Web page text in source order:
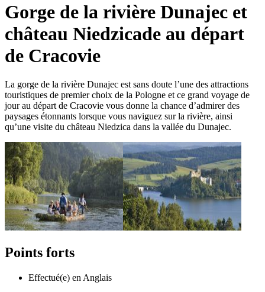
Gorge de la rivière Dunajec et
château Niedzicade au départ
de Cracovie
La gorge de la rivière Dunajec est sans doute l’une des attractions
touristiques de premier choix de la Pologne et ce grand voyage de
jour au départ de Cracovie vous donne la chance d’admirer des
paysages étonnants lorsque vous naviguez sur la rivière, ainsi
qu’une visite du château Niedzica dans la vallée du Dunajec.
Points forts
Effectué(e) en Anglais